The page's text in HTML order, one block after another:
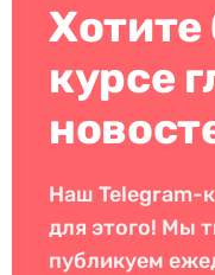
Хотите
курсе
Наш Telegram-
для этого! Мы
публикуем